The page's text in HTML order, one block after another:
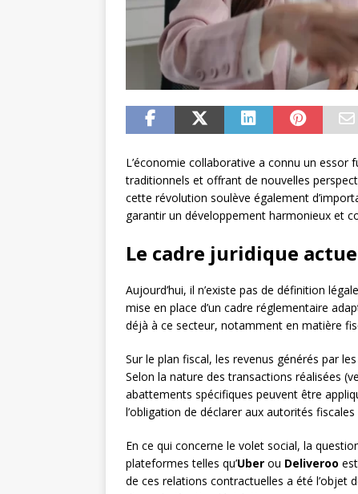
L’économie collaborative a connu un essor
traditionnels et offrant de nouvelles
cette révolution soulève également
garantir un développement harmonieux et
Le cadre juridique
Aujourd’hui, il n’existe pas de définition
mise en place d’un cadre réglementaire
déjà à ce secteur, notamment en matière
Sur le plan fiscal, les revenus générés par
Selon la nature des transactions réalisées
abattements spécifiques peuvent être
l’obligation de déclarer aux autorités
En ce qui concerne le volet social, la
plateformes telles qu’Uber ou Deliveroo
de ces relations contractuelles a été l’objet